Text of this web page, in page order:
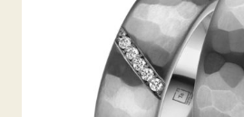
TANTAL